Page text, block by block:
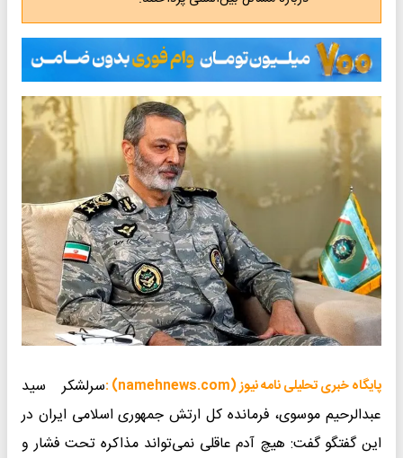
پایگاه خبری تحلیلی نامه نیوز (namehnews.com) :
سرلشکر سید
عبدالرحیم موسوی، فرمانده کل ارتش جمهوری اسلامی ایران در
این گفتگو گفت: هیچ آدم عاقلی نمی‌تواند مذاکره تحت فشار و